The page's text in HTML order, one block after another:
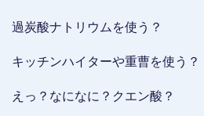
過炭酸ナトリウムを使う？
キッチンハイターや重曹を使う？
えっ？なになに？クエン酸？